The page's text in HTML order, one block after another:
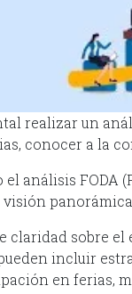
realizar un
conocer a la
análisis FODA
claridad sobre
incluir
en ferias,